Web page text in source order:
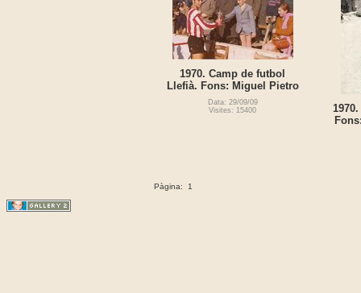
1970. Camp de futbol
Llefià. Fons: Miguel Pietro
Data: 29/09/09
Visites: 15400
Pàgina: 1